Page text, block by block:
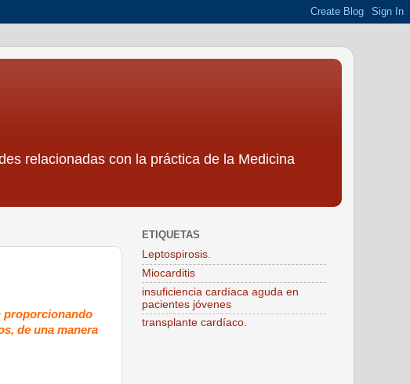
relacionadas con la práctica de la Medicina
proporcionando
de una manera
ETIQUETAS
Leptospirosis.
Miocarditis
insuficiencia cardíaca aguda en
pacientes jóvenes
transplante cardíaco.